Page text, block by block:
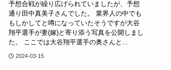
予想合戦が繰り広げられていましたが、予想
通り田中真美子さんでした。 業界人の中でも
もしかしてと噂になっていたそうですが大谷
翔平選手が妻(嫁)と寄り添う写真を公開しまし
た。 ここでは大谷翔平選手の奥さんと...
2024-03-15